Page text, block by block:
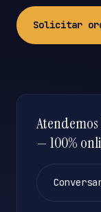
Solicitar
— 100%